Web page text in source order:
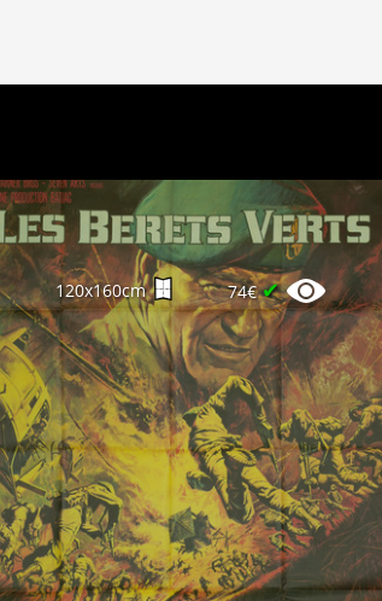
120x160cm 74€✔